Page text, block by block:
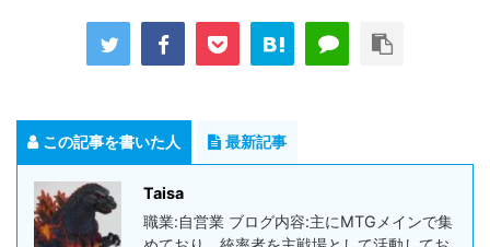
この記事を書いた人 最新記事
Taisa
職業:自営業 ブログ内容:主にMTGメインで集